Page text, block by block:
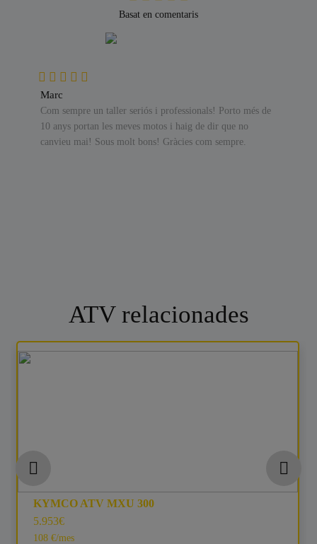
Basat en comentaris
Marc
Com sempre un taller seriós i professionals! Porto més de
10 anys portan les meves motos i haig de dir que no
canvieu mai! Sous molt bons! Gràcies com sempre.
ATV relacionades
KYMCO ATV MXU 300
5.953€
108 €/mes